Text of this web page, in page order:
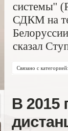
системы"
СДКМ на
сказал
Связано с категорией:
В 2015